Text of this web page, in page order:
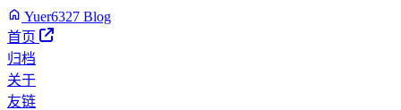
Yuer6327 Blog
首页
归档
关于
友链